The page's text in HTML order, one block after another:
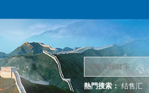
熱門搜索： 结售汇